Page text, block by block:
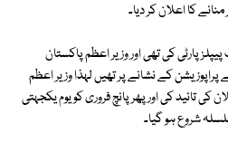
پارٹی کی تھی اور وزیر اعظم پاکستان
کے نشانے پر تھیں لہذا وزیر اعظم
کی تائید کی اور پھر پانچ فروری کو یوم یکجہتی
شروع ہو گیا۔